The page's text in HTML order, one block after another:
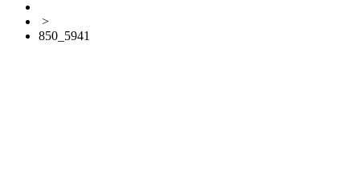
>
850_5941